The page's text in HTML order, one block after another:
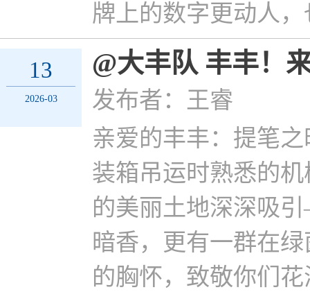
牌上的数字更动人
13
2026-03
@大丰队 丰丰！
发布者：王睿
亲爱的丰丰：提笔
装箱吊运时熟悉的
的美丽土地深深吸
暗香，更有一群在
的胸怀，致敬你们